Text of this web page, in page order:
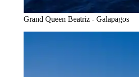
Grand Queen Beatriz - Galapagos